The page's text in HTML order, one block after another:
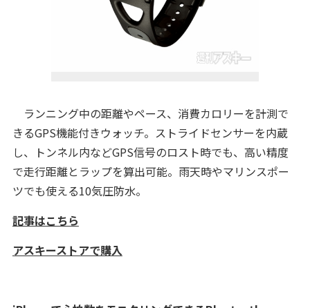
ランニング中の距離やペース、消費カロリーを計測で
きるGPS機能付きウォッチ。ストライドセンサーを内蔵
し、トンネル内などGPS信号のロスト時でも、高い精度
で走行距離とラップを算出可能。雨天時やマリンスポー
ツでも使える10気圧防水。
記事はこちら
アスキーストアで購入